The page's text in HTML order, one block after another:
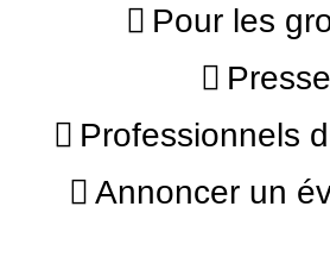
Pour les
Presse
Professionnels
Annoncer un